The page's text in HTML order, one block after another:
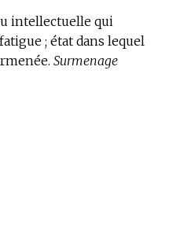
intellectuelle qui
; état dans lequel
Surmenage